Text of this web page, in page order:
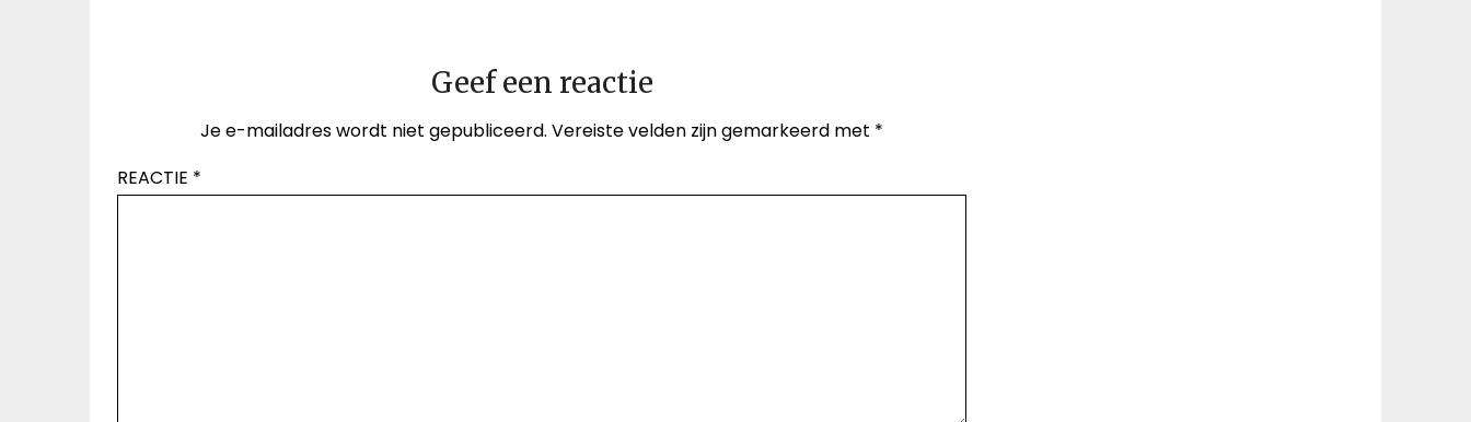
Geef een reactie
Je e-mailadres wordt niet gepubliceerd. Vereiste velden zijn gemarkeerd met *
REACTIE *